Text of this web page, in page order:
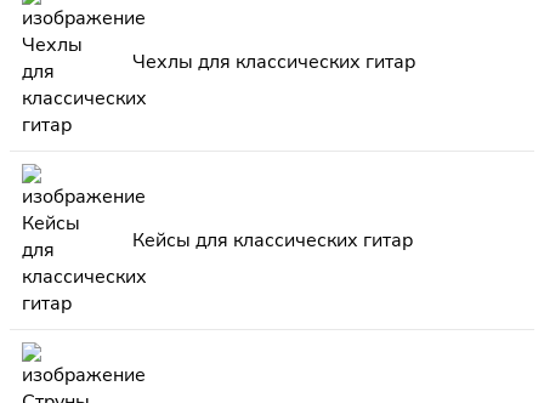
Чехлы для классических гитар
Кейсы для классических гитар